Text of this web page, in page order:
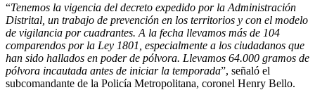
“Tenemos la vigencia del decreto expedido por la Administración
Distrital, un trabajo de prevención en los territorios y con el modelo
de vigilancia por cuadrantes. A la fecha llevamos más de 104
comparendos por la Ley 1801, especialmente a los ciudadanos que
han sido hallados en poder de pólvora. Llevamos 64.000 gramos de
pólvora incautada antes de iniciar la temporada”, señaló el
subcomandante de la Policía Metropolitana, coronel Henry Bello.